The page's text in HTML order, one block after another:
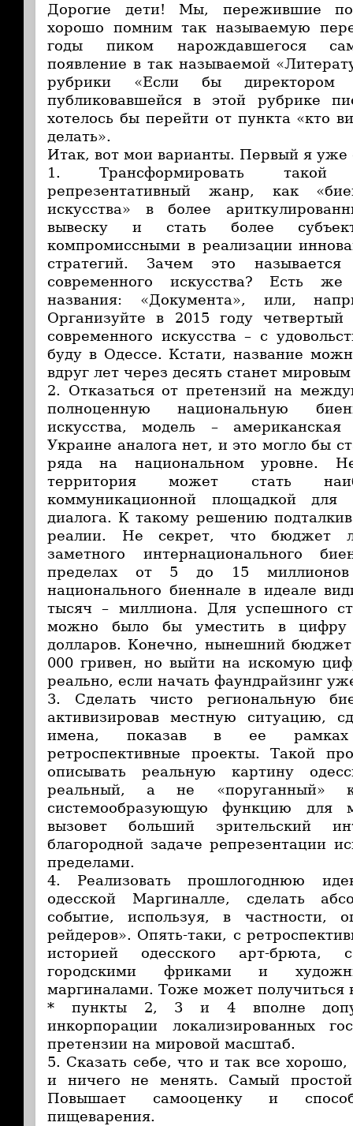
Дорогие дети! Мы, пережившие
хорошо помним так называемую
годы пиком нарождавшегося
появление в так называемой
рубрики «Если бы
публиковавшейся в этой рубрике
хотелось бы перейти от пункта «кто
делать».
Итак, вот мои варианты. Первый я
1. Трансформировать такой
репрезентативный жанр, как
искусства» в более
вывеску и стать более
компромиссными в реализации
стратегий. Зачем это называется
современного искусства? Есть
названия: «Документа», или,
Организуйте в 2015 году
современного искусства – с
буду в Одессе. Кстати, название
вдруг лет через десять станет
2. Отказаться от претензий на
полноценную национальную
искусства, модель –
Украине аналога нет, и это могло бы
ряда на национальном уровне.
территория может стать
коммуникационной площадкой для
диалога. К такому решению
реалии. Не секрет, что бюджет
заметного интернационального
пределах от 5 до 15 миллионов
национального биеннале в идеале
тысяч – миллиона. Для успешного
можно было бы уместить в цифру
долларов. Конечно, нынешний бюджет
000 гривен, но выйти на искомую
реально, если начать фаундрайзинг
3. Сделать чисто региональную
активизировав местную ситуацию,
имена, показав в ее рамках
ретроспективные проекты. Такой
описывать реальную картину
реальный, а не «поруганный»
системообразующую функцию для
вызовет больший зрительский
благородной задаче репрезентации
пределами.
4. Реализовать прошлогоднюю
одесской Маргиналле, сделать
событие, используя, в частности,
рейдеров». Опять-таки, с
историей одесского арт-брюта,
городскими фриками и
маргиналами. Тоже может получиться
* пункты 2, 3 и 4 вполне
инкорпорации локализированных
претензии на мировой масштаб.
5. Сказать себе, что и так все хорошо,
и ничего не менять. Самый
Повышает самооценку и
пищеварения.